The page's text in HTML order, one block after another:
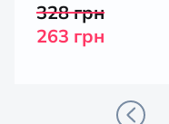
328грн
263 грн